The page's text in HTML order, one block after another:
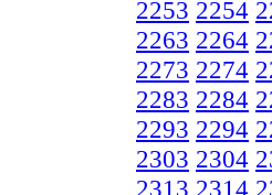
2253 2254
2263 2264
2273 2274
2283 2284
2293 2294
2303 2304
2313 2314